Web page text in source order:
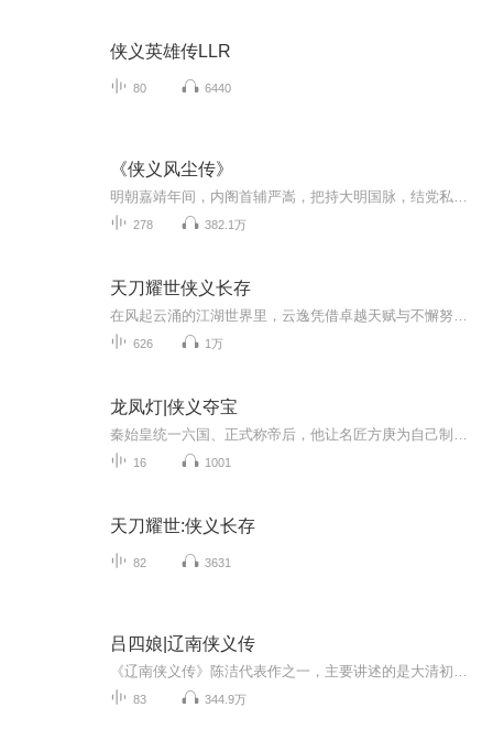
侠义英雄传LLR
80 6440
《侠义风尘传》
278 382.1万
天刀耀世侠义长存
626 1万
龙凤灯|侠义夺宝
16 1001
天刀耀世:侠义长存
82 3631
吕四娘|辽南侠义传
83 344.9万